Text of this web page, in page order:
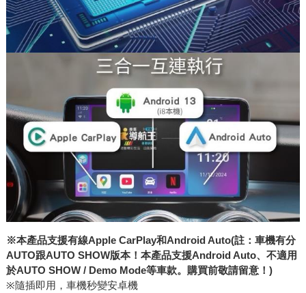
※本產品支援有線Apple CarPlay和Android Auto(註：車機有分
AUTO跟AUTO SHOW版本！本產品支援Android Auto、不適用
於AUTO SHOW / Demo Mode等車款。購買前敬請留意！)
※隨插即用，車機秒變安卓機